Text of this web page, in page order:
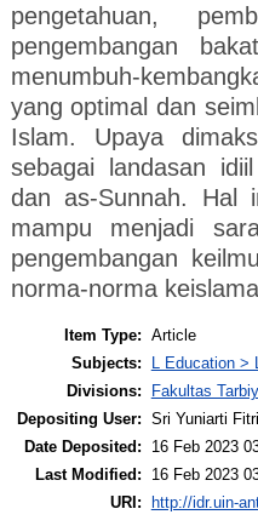
pengetahuan,
pengembangan
menumbuh-
yang optimal dan
Islam. Upaya
sebagai landasan
dan as-Sunnah. Hal
mampu menjadi
pengembangan
norma-norma
Item Type: Article
Subjects:
L Education >
Divisions:
Fakultas
Depositing User: Sri Yuniarti
Date Deposited:
16 Feb 2023
Last Modified:
16 Feb 2023
URI: http://idr.uin-